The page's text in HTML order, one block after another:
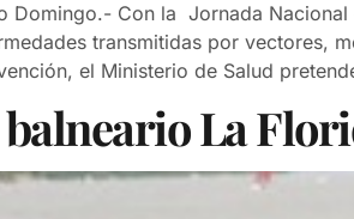
Domingo.- Con la Jornada
transmitidas por vectores,
el Ministerio de Salud
La